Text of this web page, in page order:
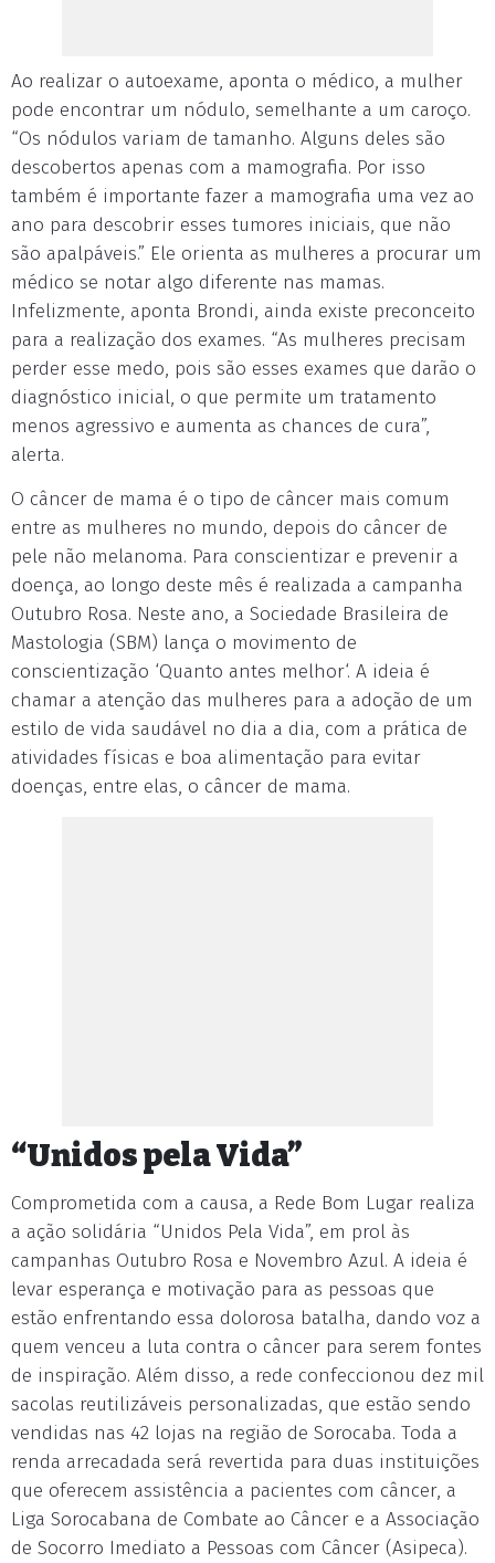
Ao realizar o autoexame, aponta o médico, a mulher
pode encontrar um nódulo, semelhante a um caroço.
“Os nódulos variam de tamanho. Alguns deles são
descobertos apenas com a mamografia. Por isso
também é importante fazer a mamografia uma vez ao
ano para descobrir esses tumores iniciais, que não
são apalpáveis.” Ele orienta as mulheres a procurar um
médico se notar algo diferente nas mamas.
Infelizmente, aponta Brondi, ainda existe preconceito
para a realização dos exames. “As mulheres precisam
perder esse medo, pois são esses exames que darão o
diagnóstico inicial, o que permite um tratamento
menos agressivo e aumenta as chances de cura”,
alerta.
O câncer de mama é o tipo de câncer mais comum
entre as mulheres no mundo, depois do câncer de
pele não melanoma. Para conscientizar e prevenir a
doença, ao longo deste mês é realizada a campanha
Outubro Rosa. Neste ano, a Sociedade Brasileira de
Mastologia (SBM) lança o movimento de
conscientização ‘Quanto antes melhor‘. A ideia é
chamar a atenção das mulheres para a adoção de um
estilo de vida saudável no dia a dia, com a prática de
atividades físicas e boa alimentação para evitar
doenças, entre elas, o câncer de mama.
“Unidos pela Vida”
Comprometida com a causa, a Rede Bom Lugar realiza
a ação solidária “Unidos Pela Vida”, em prol às
campanhas Outubro Rosa e Novembro Azul. A ideia é
levar esperança e motivação para as pessoas que
estão enfrentando essa dolorosa batalha, dando voz a
quem venceu a luta contra o câncer para serem fontes
de inspiração. Além disso, a rede confeccionou dez mil
sacolas reutilizáveis personalizadas, que estão sendo
vendidas nas 42 lojas na região de Sorocaba. Toda a
renda arrecadada será revertida para duas instituições
que oferecem assistência a pacientes com câncer, a
Liga Sorocabana de Combate ao Câncer e a Associação
de Socorro Imediato a Pessoas com Câncer (Asipeca).